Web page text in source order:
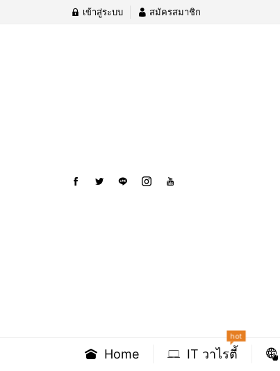
เข้าสู่ระบบ สมัครสมาชิก
Home IT วาไรตี้
hot